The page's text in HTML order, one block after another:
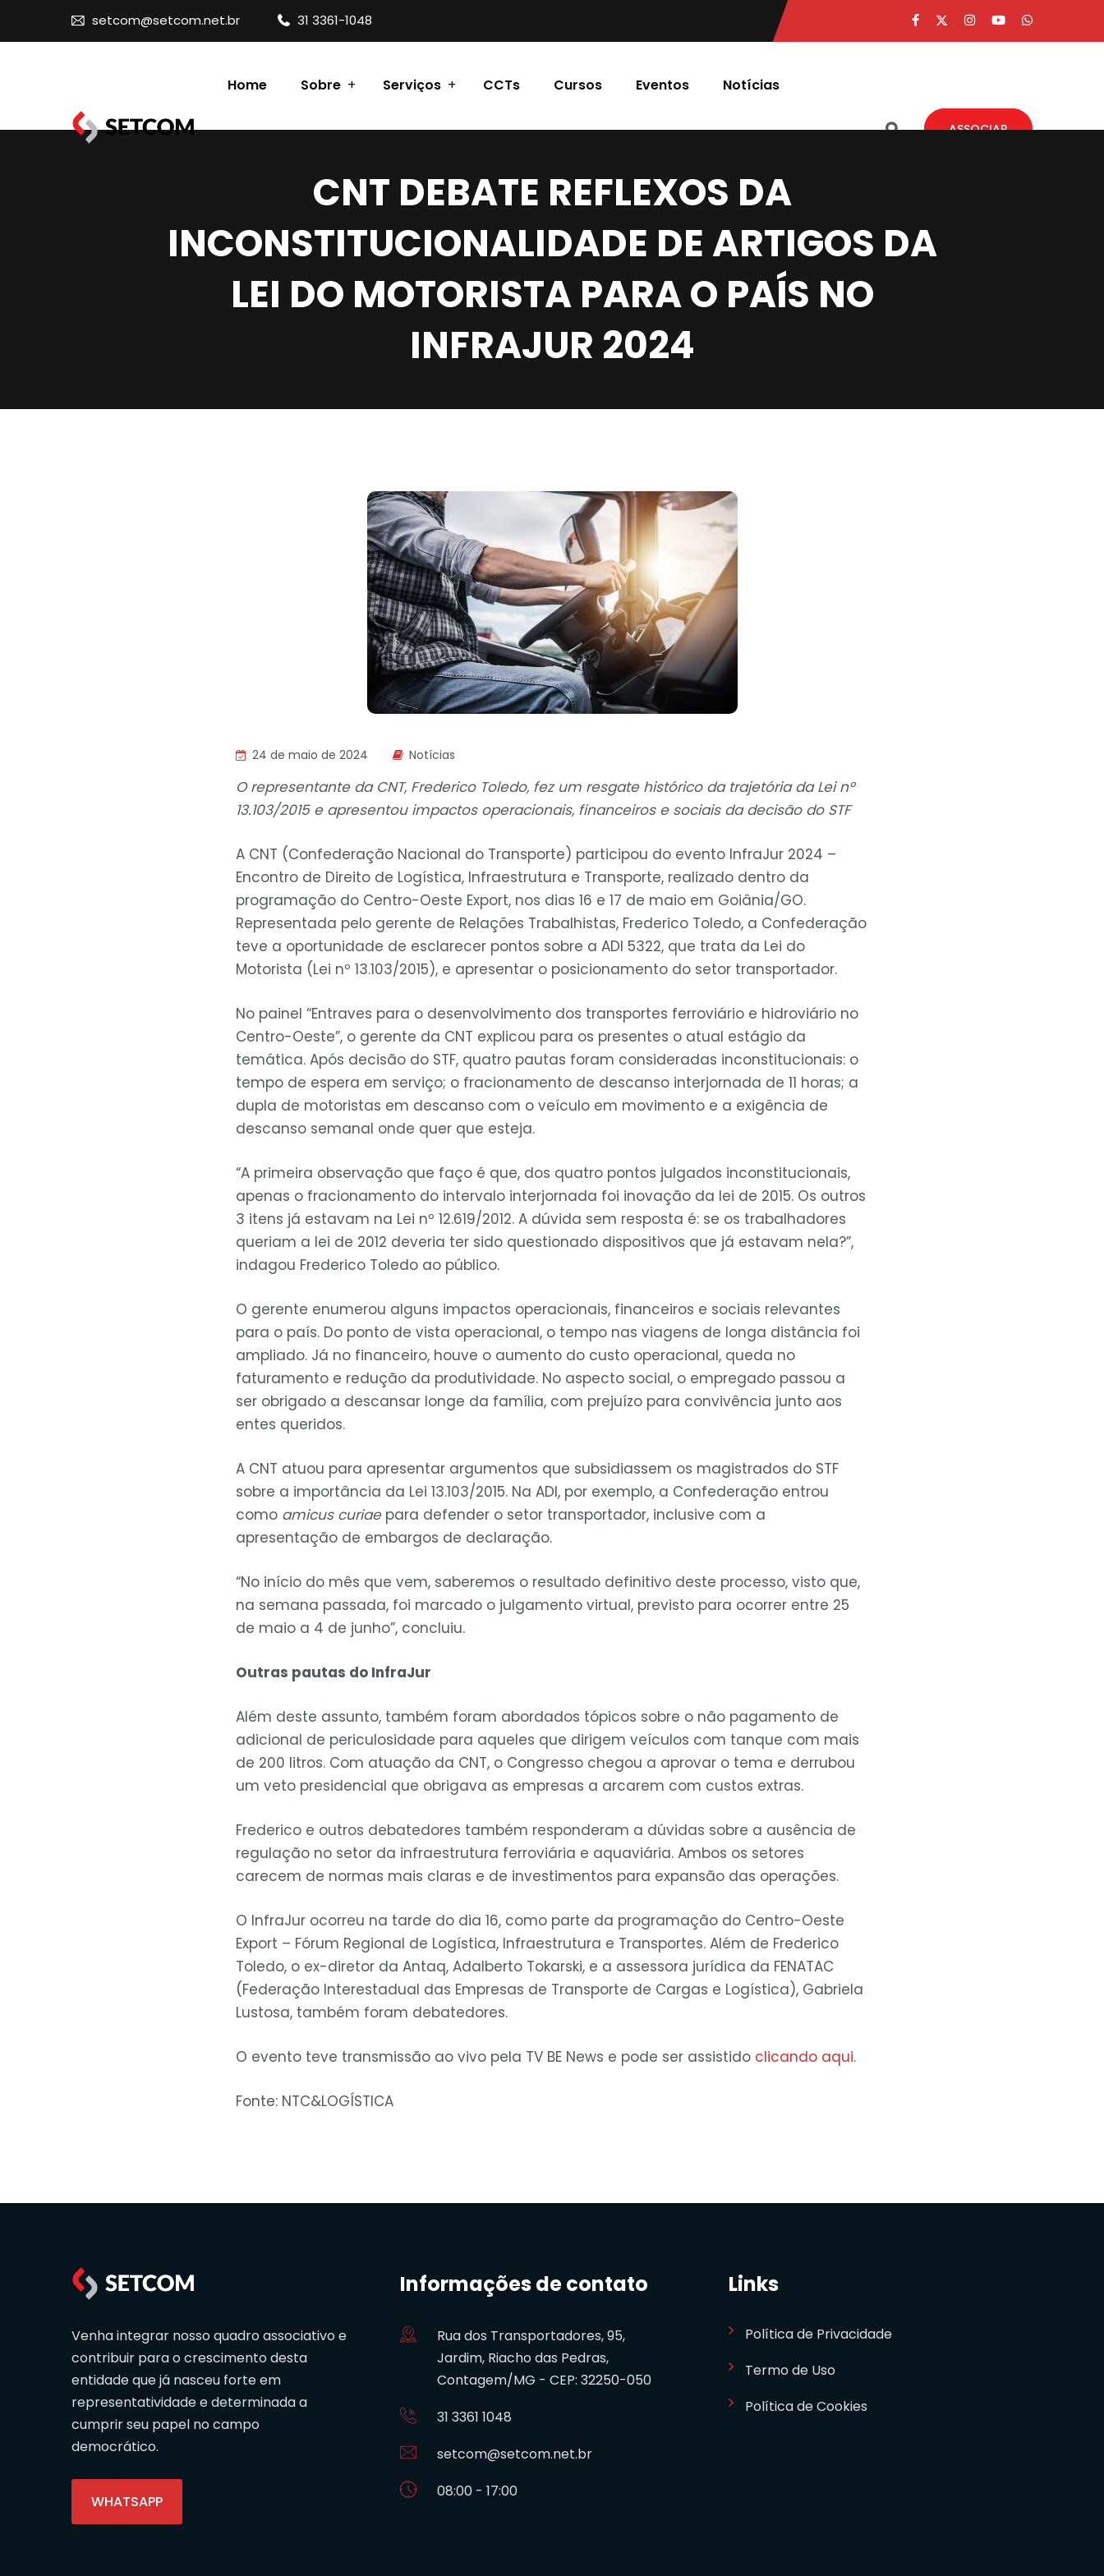
setcom@setcom.net.br 31 3361-1048
Home Sobre Serviços CCTs Cursos Eventos Notícias
ASSOCIAR
CNT DEBATE REFLEXOS DA
INCONSTITUCIONALIDADE DE ARTIGOS DA
LEI DO MOTORISTA PARA O PAÍS NO
INFRAJUR 2024
24 de maio de 2024 Notícias
O representante da CNT, Frederico Toledo, fez um resgate histórico da trajetória da Lei nº
13.103/2015 e apresentou impactos operacionais, financeiros e sociais da decisão do STF
A CNT (Confederação Nacional do Transporte) participou do evento InfraJur 2024 –
Encontro de Direito de Logística, Infraestrutura e Transporte, realizado dentro da
programação do Centro-Oeste Export, nos dias 16 e 17 de maio em Goiânia/GO.
Representada pelo gerente de Relações Trabalhistas, Frederico Toledo, a Confederação
teve a oportunidade de esclarecer pontos sobre a ADI 5322, que trata da Lei do
Motorista (Lei nº 13.103/2015), e apresentar o posicionamento do setor transportador.
No painel “Entraves para o desenvolvimento dos transportes ferroviário e hidroviário no
Centro-Oeste”, o gerente da CNT explicou para os presentes o atual estágio da
temática. Após decisão do STF, quatro pautas foram consideradas inconstitucionais: o
tempo de espera em serviço; o fracionamento de descanso interjornada de 11 horas; a
dupla de motoristas em descanso com o veículo em movimento e a exigência de
descanso semanal onde quer que esteja.
“A primeira observação que faço é que, dos quatro pontos julgados inconstitucionais,
apenas o fracionamento do intervalo interjornada foi inovação da lei de 2015. Os outros
3 itens já estavam na Lei nº 12.619/2012. A dúvida sem resposta é: se os trabalhadores
queriam a lei de 2012 deveria ter sido questionado dispositivos que já estavam nela?”,
indagou Frederico Toledo ao público.
O gerente enumerou alguns impactos operacionais, financeiros e sociais relevantes
para o país. Do ponto de vista operacional, o tempo nas viagens de longa distância foi
ampliado. Já no financeiro, houve o aumento do custo operacional, queda no
faturamento e redução da produtividade. No aspecto social, o empregado passou a
ser obrigado a descansar longe da família, com prejuízo para convivência junto aos
entes queridos.
A CNT atuou para apresentar argumentos que subsidiassem os magistrados do STF
sobre a importância da Lei 13.103/2015. Na ADI, por exemplo, a Confederação entrou
como amicus curiaepara defender o setor transportador, inclusive com a
apresentação de embargos de declaração.
“No início do mês que vem, saberemos o resultado definitivo deste processo, visto que,
na semana passada, foi marcado o julgamento virtual, previsto para ocorrer entre 25
de maio a 4 de junho”, concluiu.
Outras pautas do InfraJur
Além deste assunto, também foram abordados tópicos sobre o não pagamento de
adicional de periculosidade para aqueles que dirigem veículos com tanque com mais
de 200 litros. Com atuação da CNT, o Congresso chegou a aprovar o tema e derrubou
um veto presidencial que obrigava as empresas a arcarem com custos extras.
Frederico e outros debatedores também responderam a dúvidas sobre a ausência de
regulação no setor da infraestrutura ferroviária e aquaviária. Ambos os setores
carecem de normas mais claras e de investimentos para expansão das operações.
O InfraJur ocorreu na tarde do dia 16, como parte da programação do Centro-Oeste
Export – Fórum Regional de Logística, Infraestrutura e Transportes. Além de Frederico
Toledo, o ex-diretor da Antaq, Adalberto Tokarski, e a assessora jurídica da FENATAC
(Federação Interestadual das Empresas de Transporte de Cargas e Logística), Gabriela
Lustosa, também foram debatedores.
O evento teve transmissão ao vivo pela TV BE News e pode ser assistido clicando aqui.
Fonte: NTC&LOGÍSTICA
Venha integrar nosso quadro associativo e
contribuir para o crescimento desta
entidade que já nasceu forte em
representatividade e determinada a
cumprir seu papel no campo
democrático.
WHATSAPP
Informações de contato
Rua dos Transportadores, 95,
Jardim, Riacho das Pedras,
Contagem/MG - CEP: 32250-050
31 3361 1048
setcom@setcom.net.br
08:00 - 17:00
Links
Política de Privacidade
Termo de Uso
Política de Cookies